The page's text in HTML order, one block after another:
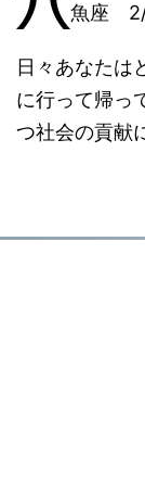
魚座 2/
日々あなたは
に行って帰っ
つ社会の貢献